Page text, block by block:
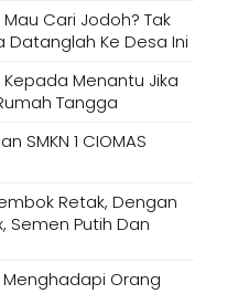
Cari Jodoh? Tak
Datanglah Ke Desa Ini
Menantu Jika
Tangga
SMKN 1 CIOMAS
Retak, Dengan
Semen Putih Dan
Orang